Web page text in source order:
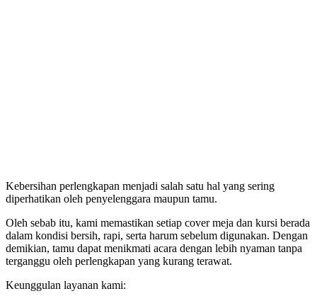
Kebersihan perlengkapan menjadi salah satu hal yang sering
diperhatikan oleh penyelenggara maupun tamu.
Oleh sebab itu, kami memastikan setiap cover meja dan kursi berada
dalam kondisi bersih, rapi, serta harum sebelum digunakan. Dengan
demikian, tamu dapat menikmati acara dengan lebih nyaman tanpa
terganggu oleh perlengkapan yang kurang terawat.
Keunggulan layanan kami: